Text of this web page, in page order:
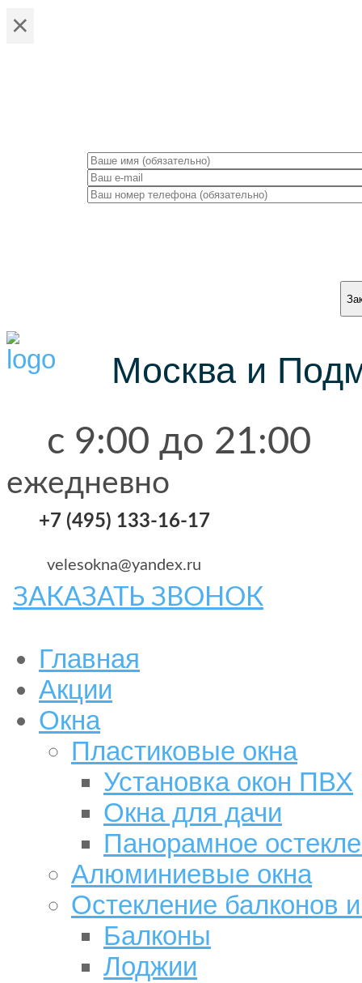
×
Москва и
с 9:00 до 21:00
ежедневно
+7 (495) 133-16-17
velesokna@yandex.ru
ЗАКАЗАТЬ ЗВОНОК
Главная
Акции
Окна
Пластиковые окна
Установка окон ПВХ
Окна для дачи
Панорамное
Алюминиевые окна
Остекление балконов
Балконы
Лоджии